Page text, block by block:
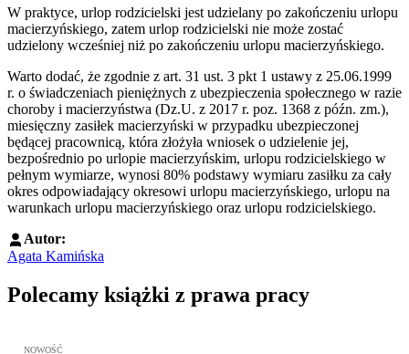
W praktyce, urlop rodzicielski jest udzielany po zakończeniu urlopu
macierzyńskiego, zatem urlop rodzicielski nie może zostać
udzielony wcześniej niż po zakończeniu urlopu macierzyńskiego.
Warto dodać, że zgodnie z art. 31 ust. 3 pkt 1 ustawy z 25.06.1999
r. o świadczeniach pieniężnych z ubezpieczenia społecznego w razie
choroby i macierzyństwa (Dz.U. z 2017 r. poz. 1368 z późn. zm.),
miesięczny zasiłek macierzyński w przypadku ubezpieczonej
będącej pracownicą, która złożyła wniosek o udzielenie jej,
bezpośrednio po urlopie macierzyńskim, urlopu rodzicielskiego w
pełnym wymiarze, wynosi 80% podstawy wymiaru zasiłku za cały
okres odpowiadający okresowi urlopu macierzyńskiego, urlopu na
warunkach urlopu macierzyńskiego oraz urlopu rodzicielskiego.
Autor:
Agata Kamińska
Polecamy książki z prawa pracy
Przejdź do: Meritum Prawo Pracy 2026, Kazimierz Jaśkowski -
NOWOŚĆ